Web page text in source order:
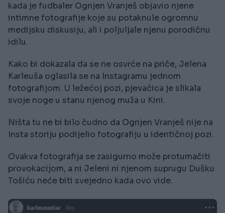
kada je fudbaler Ognjen Vranješ objavio njene
intimne fotografije koje su potaknule ogromnu
medijsku diskusiju, ali i poljuljale njenu porodičnu
idilu.
Kako bi dokazala da se ne osvrće na priče, Jelena
Karleuša oglasila se na Instagramu jednom
fotografijom. U ležećoj pozi, pjevačica je slikala
svoje noge u stanu njenog muža u Kini.
Ništa tu ne bi bilo čudno da Ognjen Vranješ nije na
Insta storiju podijelio fotografiju u identičnoj pozi.
Ovakva fotografija se zasigurno može protumačiti
provokacijom, a ni Jeleni ni njenom suprugu Dušku
Tošiću neće biti svejedno kada ovo vide.